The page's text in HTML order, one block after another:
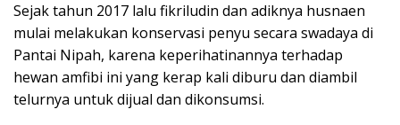
Sejak tahun 2017 lalu fikriludin dan adiknya husnaen
mulai melakukan konservasi penyu secara swadaya di
Pantai Nipah, karena keperihatinannya terhadap
hewan amfibi ini yang kerap kali diburu dan diambil
telurnya untuk dijual dan dikonsumsi.